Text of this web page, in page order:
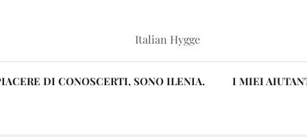
Italian Hygge
DI CONOSCERTI, SONO ILENIA. I MIEI